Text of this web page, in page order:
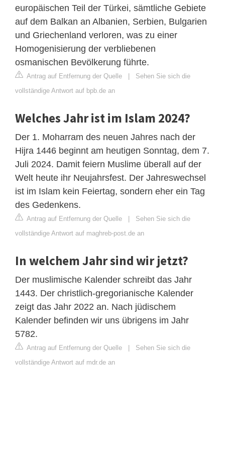
europäischen Teil der Türkei, sämtliche Gebiete
auf dem Balkan an Albanien, Serbien, Bulgarien
und Griechenland verloren, was zu einer
Homogenisierung der verbliebenen
osmanischen Bevölkerung führte.
Antrag auf Entfernung der Quelle | Sehen Sie sich die
vollständige Antwort auf bpb.de an
Welches Jahr ist im Islam 2024?
Der 1. Moharram des neuen Jahres nach der
Hijra 1446 beginnt am heutigen Sonntag, dem 7.
Juli 2024. Damit feiern Muslime überall auf der
Welt heute ihr Neujahrsfest. Der Jahreswechsel
ist im Islam kein Feiertag, sondern eher ein Tag
des Gedenkens.
Antrag auf Entfernung der Quelle | Sehen Sie sich die
vollständige Antwort auf maghreb-post.de an
In welchem Jahr sind wir jetzt?
Der muslimische Kalender schreibt das Jahr
1443. Der christlich-gregorianische Kalender
zeigt das Jahr 2022 an. Nach jüdischem
Kalender befinden wir uns übrigens im Jahr
5782.
Antrag auf Entfernung der Quelle | Sehen Sie sich die
vollständige Antwort auf mdr.de an